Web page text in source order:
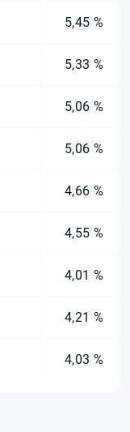
5,45 %
5,33 %
5,06 %
5,06 %
4,66 %
4,55 %
4,01 %
4,21 %
4,03 %